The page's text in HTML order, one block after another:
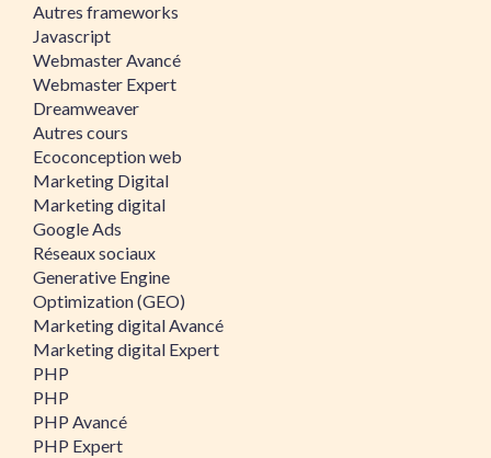
Autres frameworks
Javascript
Webmaster Avancé
Webmaster Expert
Dreamweaver
Autres cours
Ecoconception web
Marketing Digital
Marketing digital
Google Ads
Réseaux sociaux
Generative Engine
Optimization (GEO)
Marketing digital Avancé
Marketing digital Expert
PHP
PHP
PHP Avancé
PHP Expert